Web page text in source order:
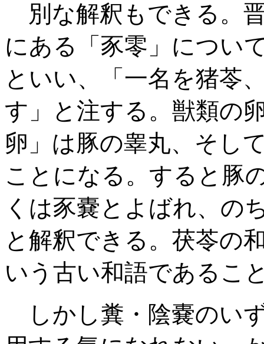
別な解釈もできる。
にある「豕零」につい
といい、「一名を猪苓
す」と注する。獣類の
卵」は豚の睾丸、そし
ことになる。すると豚
くは豕嚢とよばれ、の
と解釈できる。茯苓の
いう古い和語であるこ
しかし糞・陰嚢のい